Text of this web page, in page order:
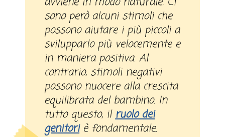
sono però alcuni stimoli che
possono aiutare i più piccoli a
svilupparlo più velocemente e
in maniera positiva. Al
contrario, stimoli negativi
possono nuocere alla crescita
equilibrata del bambino. In
tutto questo, ilruolo dei
genitoriè fondamentale.